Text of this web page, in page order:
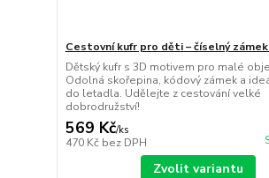
Cestovní kufr pro děti – číselný
Dětský kufr s 3D motivem pro malé
Odolná skořepina, kódový zámek a
do letadla. Udělejte z cestování velké
dobrodružství!
569 Kč/ks
470 Kč bez DPH
Zvolit variantu